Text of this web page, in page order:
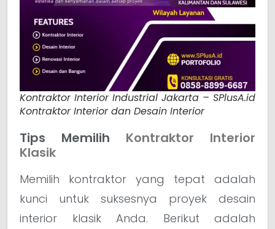
Kontraktor Interior Industrial Jakarta – SPlusA.id
Kontraktor Interior dan Desain Interior
Tips Memilih Kontraktor Interior
Klasik
Memilih kontraktor yang tepat adalah
kunci untuk suksesnya proyek desain
interior klasik Anda. Berikut adalah